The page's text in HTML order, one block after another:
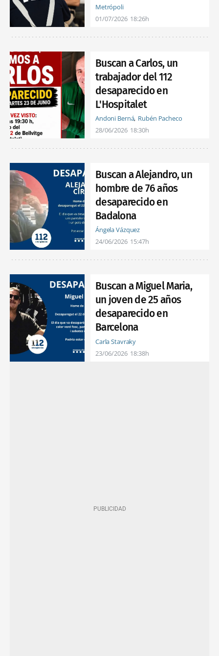
Metrópoli
01/07/2026 18:26h
Buscan a Carlos, un
trabajador del 112
desaparecido en
L'Hospitalet
Andoni Berná Rubén Pacheco
28/06/2026 18:30h
Buscan a Alejandro, un
hombre de 76 años
desaparecido en
Badalona
Ángela Vázquez
24/06/2026 15:47h
Buscan a Miguel Maria,
un joven de 25 años
desaparecido en
Barcelona
Carla Stavraky
23/06/2026 18:38h